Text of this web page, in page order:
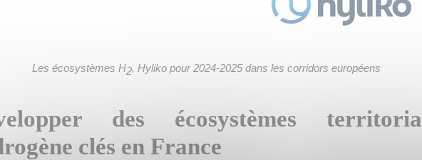
Les écosystèmes H2, Hyliko pour 2024-2025 dans les corridors européens
des écosystèmes
clés en France